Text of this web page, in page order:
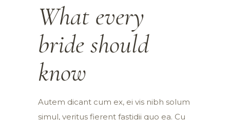
What every
bride should
know
Autem dicant cum ex, ei vis nibh solum
simul, veritus fierent fastidii quo ea. Cu